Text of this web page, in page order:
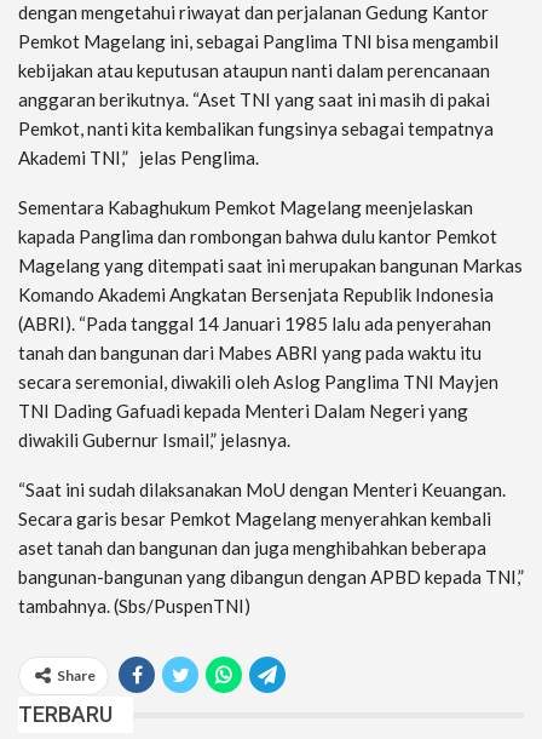
dengan mengetahui riwayat dan perjalanan Gedung Kantor
Pemkot Magelang ini, sebagai Panglima TNI bisa mengambil
kebijakan atau keputusan ataupun nanti dalam perencanaan
anggaran berikutnya. “Aset TNI yang saat ini masih di pakai
Pemkot, nanti kita kembalikan fungsinya sebagai tempatnya
Akademi TNI,” jelas Penglima.
Sementara Kabaghukum Pemkot Magelang meenjelaskan
kapada Panglima dan rombongan bahwa dulu kantor Pemkot
Magelang yang ditempati saat ini merupakan bangunan Markas
Komando Akademi Angkatan Bersenjata Republik Indonesia
(ABRI). “Pada tanggal 14 Januari 1985 lalu ada penyerahan
tanah dan bangunan dari Mabes ABRI yang pada waktu itu
secara seremonial, diwakili oleh Aslog Panglima TNI Mayjen
TNI Dading Gafuadi kepada Menteri Dalam Negeri yang
diwakili Gubernur Ismail,” jelasnya.
“Saat ini sudah dilaksanakan MoU dengan Menteri Keuangan.
Secara garis besar Pemkot Magelang menyerahkan kembali
aset tanah dan bangunan dan juga menghibahkan beberapa
bangunan-bangunan yang dibangun dengan APBD kepada TNI,”
tambahnya. (Sbs/PuspenTNI)
Share
TERBARU